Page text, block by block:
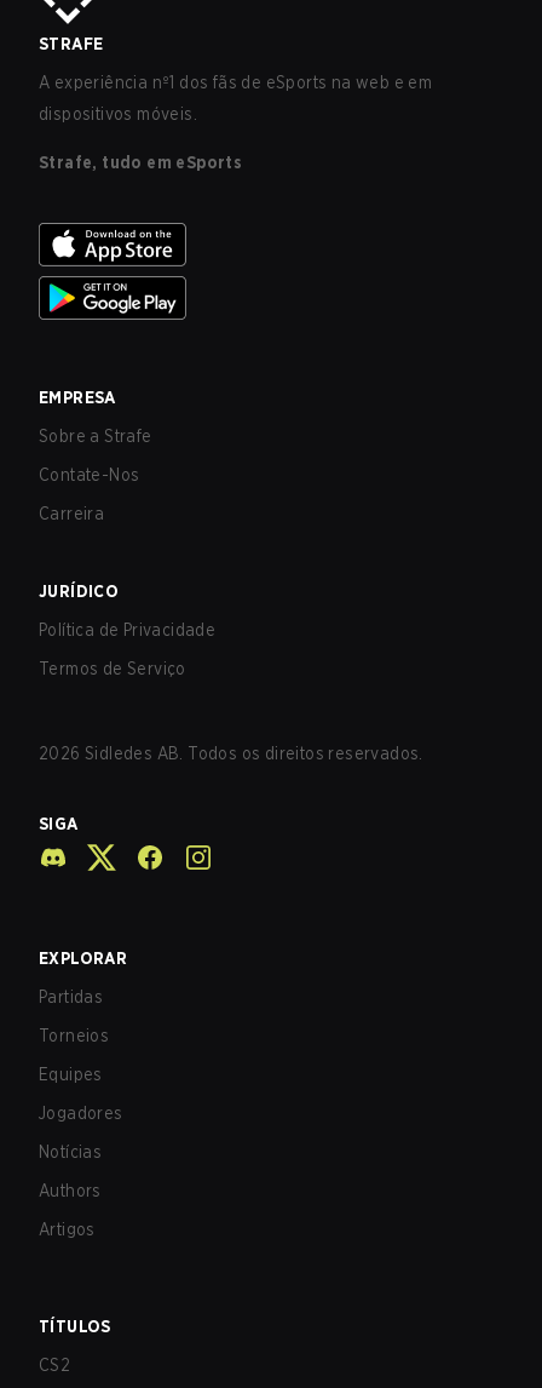
STRAFE
A experiência nº1 dos fãs de eSports na web e em
dispositivos móveis.
Strafe, tudo em eSports
EMPRESA
Sobre a Strafe
Contate-Nos
Carreira
JURÍDICO
Política de Privacidade
Termos de Serviço
2026 Sidledes AB. Todos os direitos reservados.
SIGA
EXPLORAR
Partidas
Torneios
Equipes
Jogadores
Notícias
Authors
Artigos
TÍTULOS
CS2